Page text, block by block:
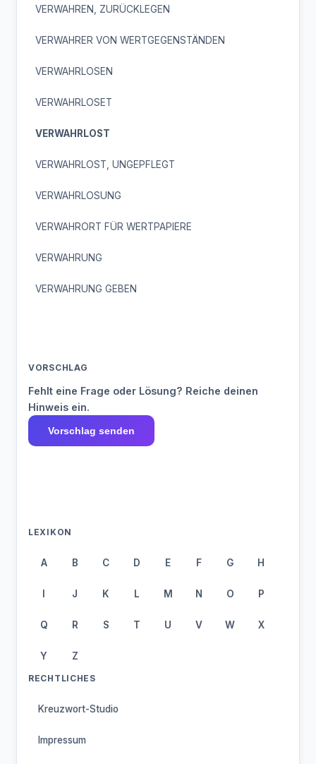
VERWAHREN, ZURÜCKLEGEN
VERWAHRER VON WERTGEGENSTÄNDEN
VERWAHRLOSEN
VERWAHRLOSET
VERWAHRLOST
VERWAHRLOST, UNGEPFLEGT
VERWAHRLOSUNG
VERWAHRORT FÜR WERTPAPIERE
VERWAHRUNG
VERWAHRUNG GEBEN
VORSCHLAG
Fehlt eine Frage oder Lösung? Reiche deinen
Hinweis ein.
Vorschlag senden
LEXIKON
A B C D E F G H
I J K L M N O P
Q R S T U V W X
Y Z
RECHTLICHES
Kreuzwort-Studio
Impressum